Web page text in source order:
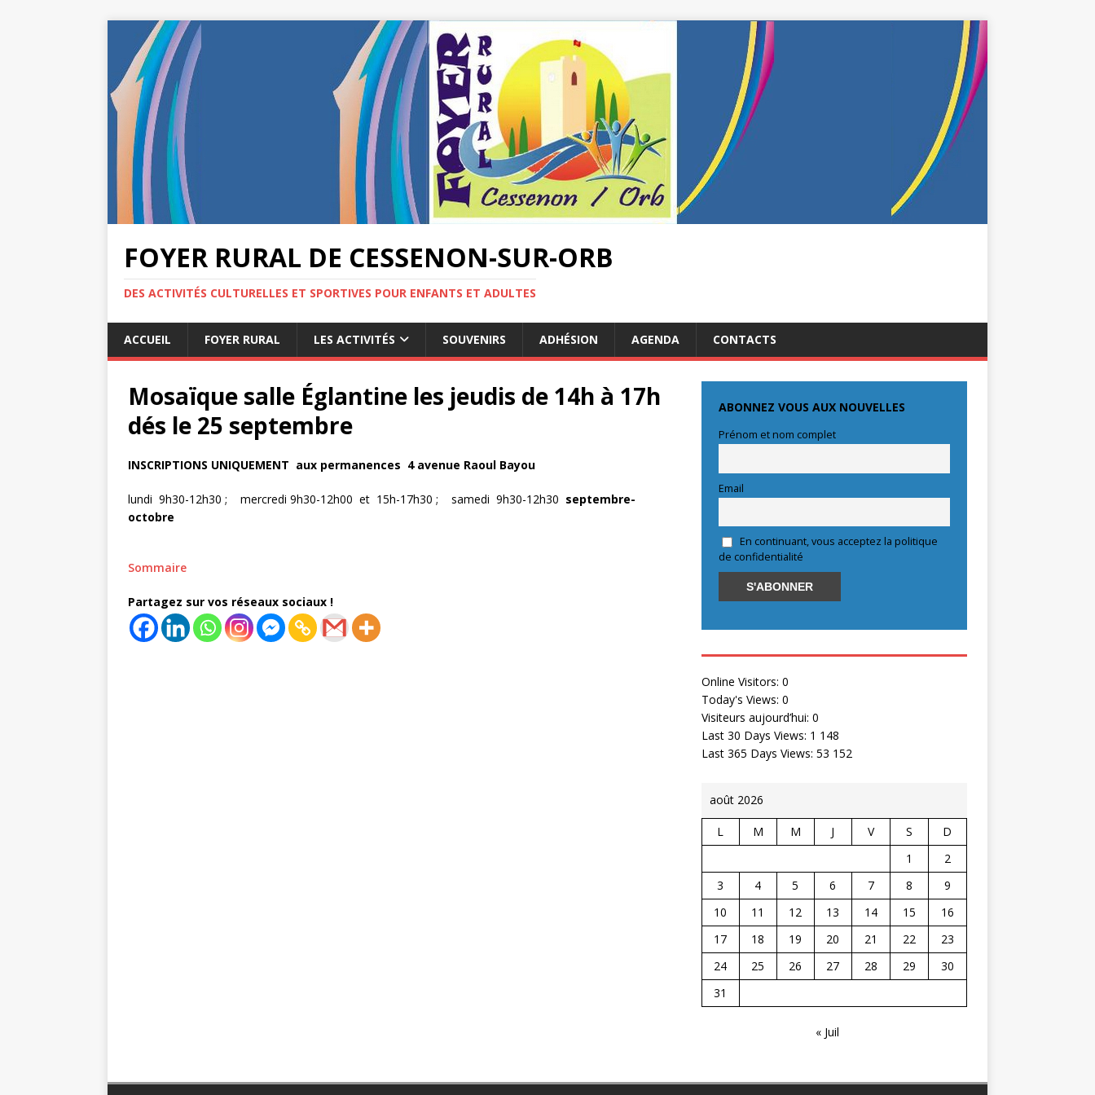
FOYER RURAL DE CESSENON-SUR-ORB
DES ACTIVITÉS CULTURELLES ET SPORTIVES POUR ENFANTS ET ADULTES
ACCUEIL FOYER RURAL LES ACTIVITÉS SOUVENIRS ADHÉSION AGENDA CONTACTS
Mosaïque salle Églantine les jeudis de 14h à 17h
dés le 25 septembre
INSCRIPTIONS UNIQUEMENT aux permanences 4 avenue Raoul Bayou
lundi 9h30-12h30 ; mercredi 9h30-12h00 et 15h-17h30 ; samedi 9h30-12h30 septembre-
octobre
Sommaire
Partagez sur vos réseaux sociaux !
ABONNEZ VOUS AUX NOUVELLES
Prénom et nom complet
Email
En continuant, vous acceptez la politique
de confidentialité
Online Visitors: 0
Today's Views: 0
Visiteurs aujourd’hui: 0
Last 30 Days Views: 1 148
Last 365 Days Views: 53 152
août 2026
L M M J V S
D
1
2
3
4 5 6 7 8
9
10
11 12 13 14 15
16
17
18 19 20 21 22
23
24
25 26 27 28 29
30
31
« Juil